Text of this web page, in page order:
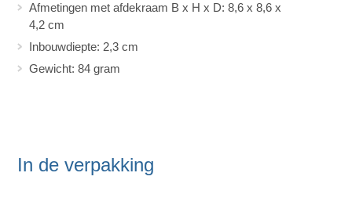
Afmetingen met afdekraam B x H x D: 8,6 x 8,6 x
4,2 cm
Inbouwdiepte: 2,3 cm
Gewicht: 84 gram
In de verpakking